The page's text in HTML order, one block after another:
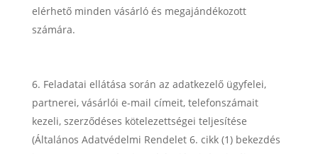
elérhető minden vásárló és megajándékozott
számára.
Feladatai ellátása során az adatkezelő ügyfelei,
partnerei, vásárlói e-mail címeit, telefonszámait
kezeli, szerződéses kötelezettségei teljesítése
(Általános Adatvédelmi Rendelet 6. cikk (1) bekezdés